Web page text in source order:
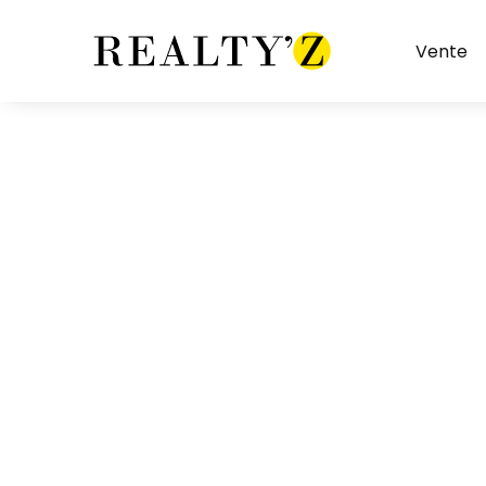
Vente